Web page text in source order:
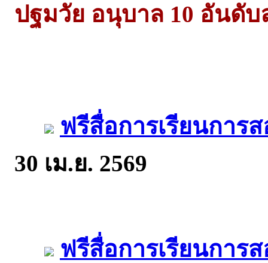
ปฐมวัย อนุบาล 10 อันดับ
ฟรีสื่อการเรียนการ
30 เม.ย. 2569
ฟรีสื่อการเรียนการ